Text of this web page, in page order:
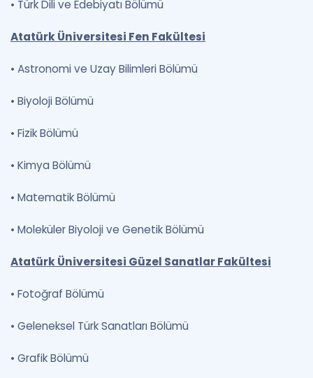
• Türk Dili ve Edebiyatı Bölümü
Atatürk Üniversitesi Fen Fakültesi
• Astronomi ve Uzay Bilimleri Bölümü
• Biyoloji Bölümü
• Fizik Bölümü
• Kimya Bölümü
• Matematik Bölümü
• Moleküler Biyoloji ve Genetik Bölümü
Atatürk Üniversitesi Güzel Sanatlar Fakültesi
• Fotoğraf Bölümü
• Geleneksel Türk Sanatları Bölümü
• Grafik Bölümü